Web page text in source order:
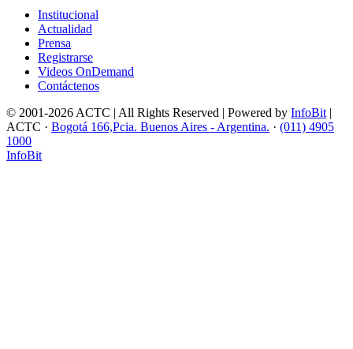
Institucional
Actualidad
Prensa
Registrarse
Videos OnDemand
Contáctenos
© 2001-2026 ACTC | All Rights Reserved | Powered by InfoBit|
ACTC · Bogotá 166,Pcia. Buenos Aires - Argentina. · (011) 4905
1000
InfoBit